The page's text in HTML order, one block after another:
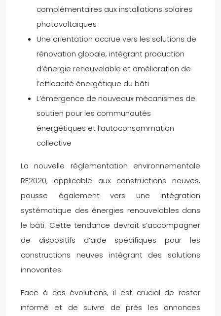
complémentaires aux installations solaires
photovoltaïques
Une orientation accrue vers les solutions de
rénovation globale, intégrant production
d’énergie renouvelable et amélioration de
l’efficacité énergétique du bâti
L’émergence de nouveaux mécanismes de
soutien pour les communautés
énergétiques et l’autoconsommation
collective
La nouvelle réglementation environnementale
RE2020, applicable aux constructions neuves,
pousse également vers une intégration
systématique des énergies renouvelables dans
le bâti. Cette tendance devrait s’accompagner
de dispositifs d’aide spécifiques pour les
constructions neuves intégrant des solutions
innovantes.
Face à ces évolutions, il est crucial de rester
informé et de suivre de près les annonces